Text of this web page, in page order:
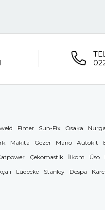
Fimer Sun-Fix Osaka
Makita Gezer Mano Autokit
Çekomastik İlkom Üso
Lüdecke Stanley Despa